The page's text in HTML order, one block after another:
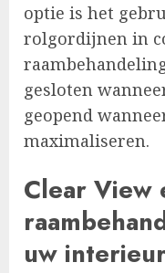
optie is het
rolgordijnen in
gesloten
geopend
maximaliseren.
Clear View
uw